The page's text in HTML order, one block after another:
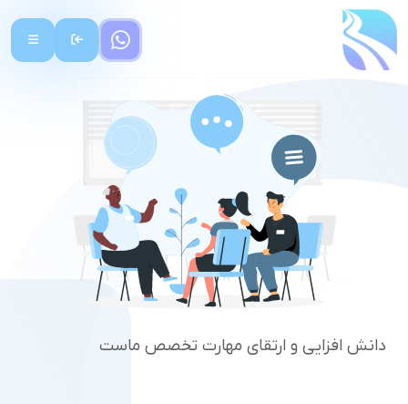
دانش افزایی و ارتقای مهارت تخصص ماست